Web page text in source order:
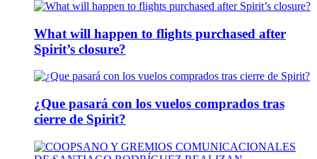
What will happen to flights purchased after
Spirit’s closure?
¿Que pasará con los vuelos comprados tras
cierre de Spirit?